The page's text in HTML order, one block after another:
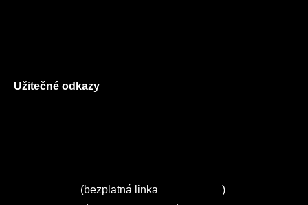
Užitečné odkazy
(bezplatná linka
)